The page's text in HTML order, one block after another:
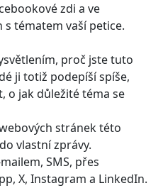
zdi a ve
tématem vaší petice.
proč jste tuto
ji totiž podepíší spíše,
o jak důležité téma se
stránek této
vlastní zprávy.
SMS, přes
X, Instagram a LinkedIn.